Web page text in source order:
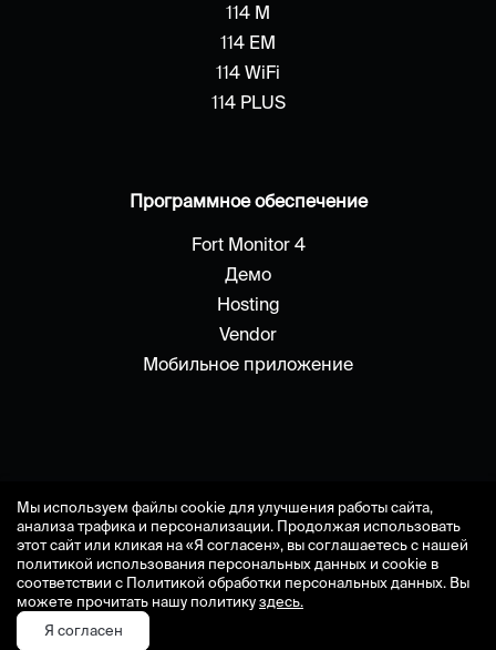
114 M
114 EM
114 WiFi
114 PLUS
Программное обеспечение
Fort Monitor 4
Демо
Hosting
Vendor
Мобильное приложение
2009 - 2026 fort-monitor © системы мониторинга
транспорта
Мы используем файлы cookie для улучшения работы сайта,
анализа трафика и персонализации. Продолжая использовать
этот сайт или кликая на «Я согласен», вы соглашаетесь с нашей
политикой использования персональных данных и cookie в
соответствии с Политикой обработки персональных данных. Вы
можете прочитать нашу политику здесь.
Я согласен